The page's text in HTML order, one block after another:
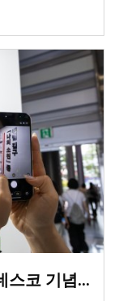
2026년 김구 탄생 150주년 유네스코 기념해 특별 전시 (국가보훈부 X 서울국제도서전)